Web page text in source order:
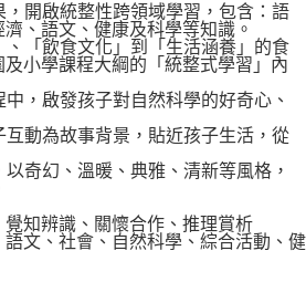
開啟統整性跨領域學習，包含：語
、語文、健康及科學等知識。
「飲食文化」到「生活涵養」的食
小學課程大綱的「統整式學習」內
啟發孩子對自然科學的好奇心、
動為故事背景，貼近孩子生活，從
幻、溫暖、典雅、清新等風格，
知辨識、關懷合作、推理賞析
、社會、自然科學、綜合活動、健